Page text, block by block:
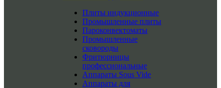
Плиты индукционные
Промышленные плиты
Пароконвектоматы
Промышленные
сковороды
Фритюрницы
профессиональные
Аппараты Sous Vide
Аппараты для